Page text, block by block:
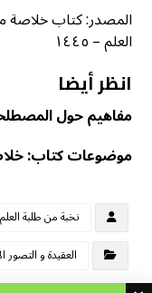
المصدر: كتاب خلاصة
العلم – ١٤٤٥
انظر أيضا
مفاهيم حول
موضوعات كتاب:
نخبة من طلبة العلم
العقيدة و التصور